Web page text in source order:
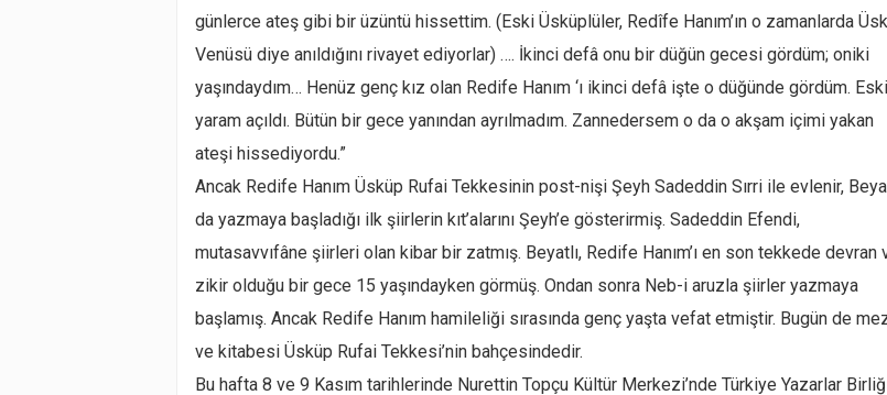
günlerce ateş gibi bir üzüntü hissettim. (Eski Üsküplüler, Redîfe Hanım’ın o zamanlarda
Venüsü diye anıldığını rivayet ediyorlar) …. İkinci defâ onu bir düğün gecesi gördüm; oniki
yaşındaydım… Henüz genç kız olan Redife Hanım ‘ı ikinci defâ işte o düğünde gördüm. Eski
yaram açıldı. Bütün bir gece yanından ayrılmadım. Zannedersem o da o akşam içimi yakan
ateşi hissediyordu.”
Ancak Redife Hanım Üsküp Rufai Tekkesinin post-nişi Şeyh Sadeddin Sırri ile evlenir,
da yazmaya başladığı ilk şiirlerin kıt’alarını Şeyh’e gösterirmiş. Sadeddin Efendi,
mutasavvıfâne şiirleri olan kibar bir zatmış. Beyatlı, Redife Hanım’ı en son tekkede devran
zikir olduğu bir gece 15 yaşındayken görmüş. Ondan sonra Neb-i aruzla şiirler yazmaya
başlamış. Ancak Redife Hanım hamileliği sırasında genç yaşta vefat etmiştir. Bugün de
ve kitabesi Üsküp Rufai Tekkesi’nin bahçesindedir.
Bu hafta 8 ve 9 Kasım tarihlerinde Nurettin Topçu Kültür Merkezi’nde Türkiye Yazarlar